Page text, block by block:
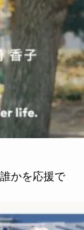
かを応援で